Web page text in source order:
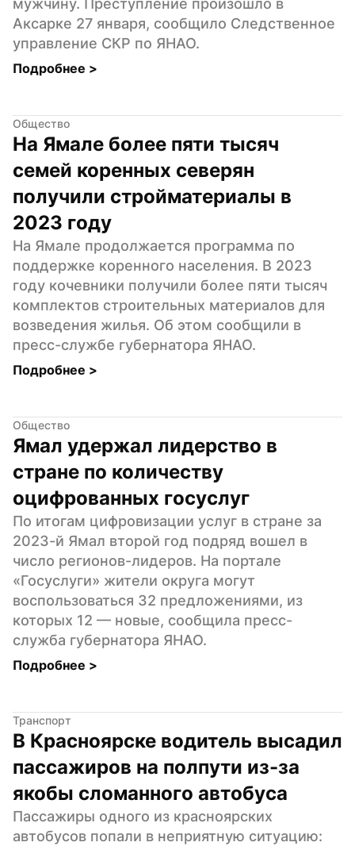
мужчину. Преступление произошло в
Аксарке 27 января, сообщило Следственное
управление СКР по ЯНАО.
Подробнее >
Общество
На Ямале более пяти тысяч
семей коренных северян
получили стройматериалы в
2023 году
На Ямале продолжается программа по
поддержке коренного населения. В 2023
году кочевники получили более пяти тысяч
комплектов строительных материалов для
возведения жилья. Об этом сообщили в
пресс-службе губернатора ЯНАО.
Подробнее >
Общество
Ямал удержал лидерство в
стране по количеству
оцифрованных госуслуг
По итогам цифровизации услуг в стране за
2023-й Ямал второй год подряд вошел в
число регионов-лидеров. На портале
«Госуслуги» жители округа могут
воспользоваться 32 предложениями, из
которых 12 — новые, сообщила пресс-
служба губернатора ЯНАО.
Подробнее >
Транспорт
В Красноярске водитель высадил
пассажиров на полпути из-за
якобы сломанного автобуса
Пассажиры одного из красноярских
автобусов попали в неприятную ситуацию: